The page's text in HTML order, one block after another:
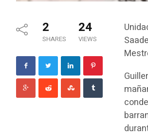
2
SHARES
24
VIEWS